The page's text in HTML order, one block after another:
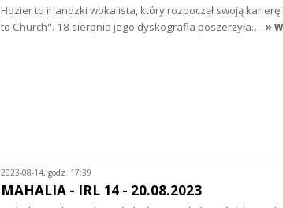
Hozier to irlandzki wokalista, który rozpoczął swoją
to Church". 18 sierpnia jego dyskografia poszerzyła… »
2023-08-14, godz. 17:39
MAHALIA - IRL 14 - 20.08.2023